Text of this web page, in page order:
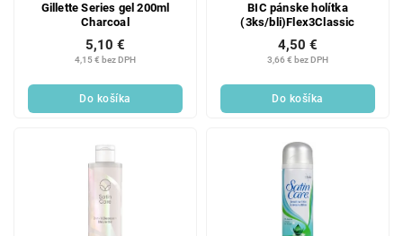
Gillette Series gel 200ml
Charcoal
4,15 € bez DPH
5,10 €
Do košíka
BIC pánske holítka
(3ks/bli)Flex3Classic
3,66 € bez DPH
4,50 €
Do košíka